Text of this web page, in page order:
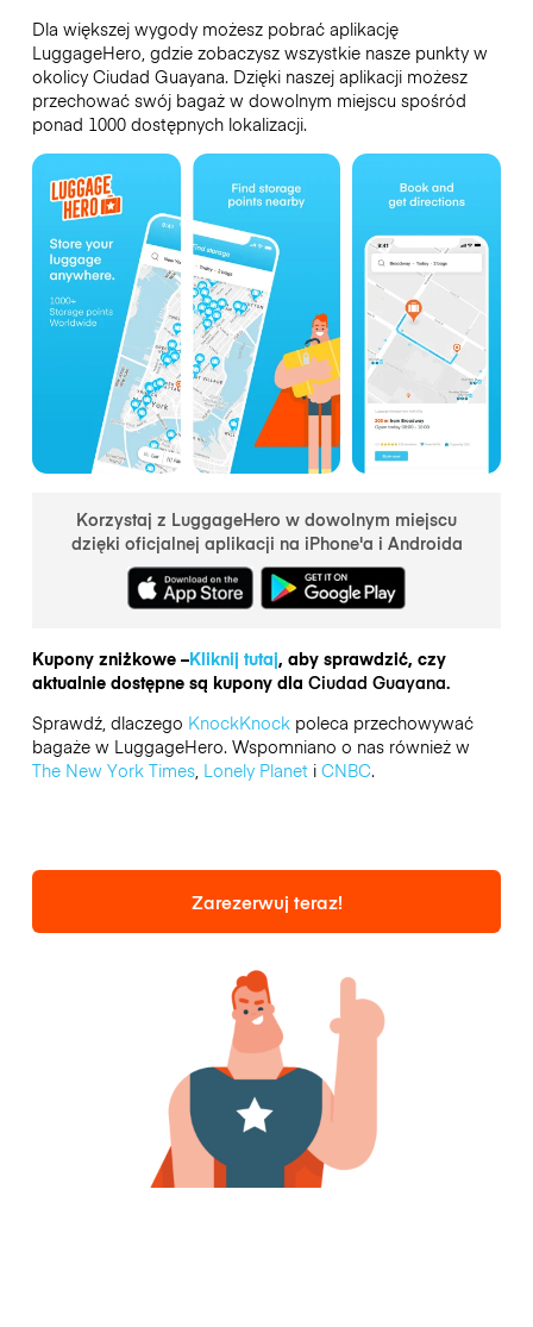
Dla większej wygody możesz pobrać aplikację
LuggageHero, gdzie zobaczysz wszystkie nasze punkty w
okolicy Ciudad Guayana. Dzięki naszej aplikacji możesz
przechować swój bagaż w dowolnym miejscu spośród
ponad 1000 dostępnych lokalizacji.
Korzystaj z LuggageHero w dowolnym miejscu
dzięki oficjalnej aplikacji na iPhone'a i Androida
Kupony zniżkowe –Kliknij tutaj, aby sprawdzić, czy
aktualnie dostępne są kupony dla Ciudad Guayana.
Sprawdź, dlaczego KnockKnockpoleca przechowywać
bagaże w LuggageHero. Wspomniano o nas również w
The New York Times, Lonely Planeti CNBC.
Zarezerwuj teraz!